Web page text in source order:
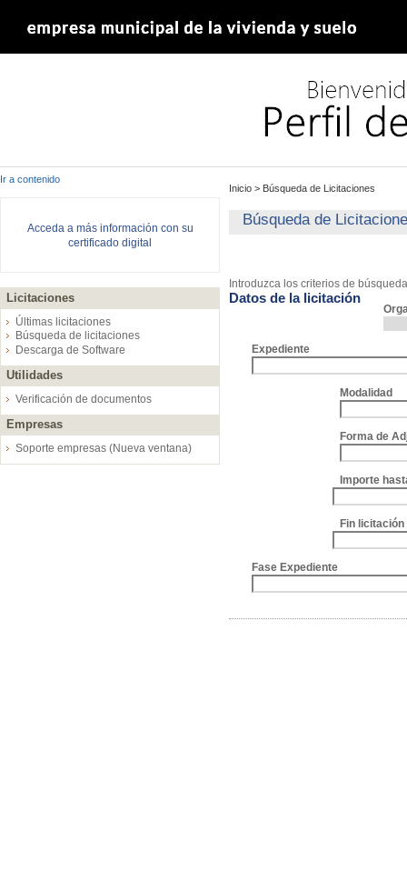
Ir a contenido
Acceda a más información con su
certificado digital
Licitaciones
Últimas licitaciones
Búsqueda de licitaciones
Descarga de Software
Utilidades
Verificación de documentos
Empresas
Soporte empresas (Nueva ventana)
Inicio > Búsqueda de Licitaciones
Búsqueda de
Introduzca los criterios de
Datos de la licitación
Expediente
Modalidad
Forma de
Importe
Fin
Fase Expediente